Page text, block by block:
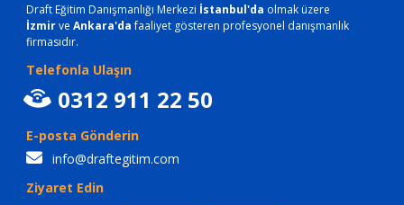
Draft Eğitim Danışmanlığı Merkezi İstanbul'da olmak üzere
İzmirve Ankara'dafaaliyet gösteren profesyonel danışmanlık
firmasıdır.
Telefonla Ulaşın
0312 911 22 50
E-posta Gönderin
info@draftegitim.com
Ziyaret Edin